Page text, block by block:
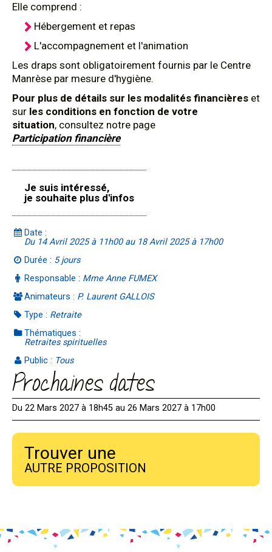
Elle comprend :
Hébergement et repas
L'accompagnement et l'animation
Les draps sont obligatoirement fournis par le Centre
Manrèse par mesure d'hygiène.
Pour plus de détails sur les modalités financières et
sur les conditions en fonction de votre
situation, consultez notre page
Participation financière
Je suis intéressé,
je souhaite plus d'infos
Date :
Du 14 Avril 2025 à 11h00 au 18 Avril 2025 à 17h00
Durée : 5 jours
Responsable : Mme Anne FUMEX
Animateurs : P. Laurent GALLOIS
Type : Retraite
Thématiques :
Retraites spirituelles
Public : Tous
Prochaines dates
Du 22 Mars 2027 à 18h45 au 26 Mars 2027 à 17h00
Trouver une
AUTRE PROPOSITION